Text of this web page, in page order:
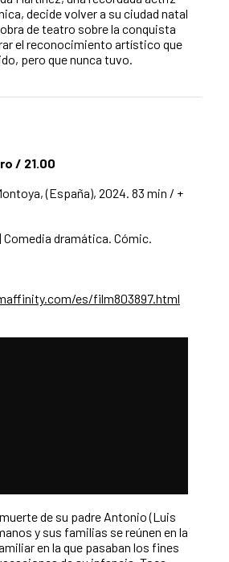
decide volver a su ciudad natal
de teatro sobre la conquista
el reconocimiento artístico que
pero que nunca tuvo.
/ 21.00
(España), 2024. 83 min / +
Comedia dramática. Cómic.
es/film803897.html
de su padre Antonio (Luis
y sus familias se reúnen en la
en la que pasaban los fines